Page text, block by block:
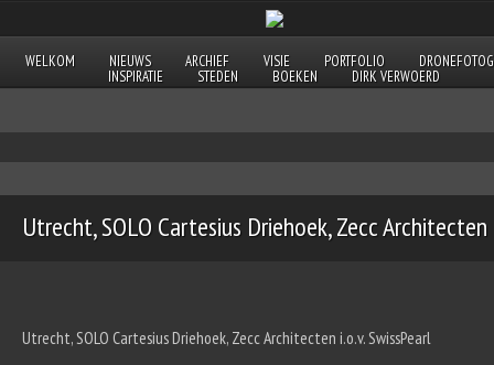
WELKOM NIEUWS ARCHIEF VISIE PORTFOLIO
INSPIRATIE
STEDEN BOEKEN DIRK VERWOERD
Utrecht, SOLO Cartesius Driehoek, Zecc Architecten
Utrecht, SOLO Cartesius Driehoek, Zecc Architecten i.o.v. SwissPearl